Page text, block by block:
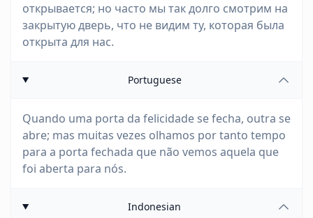
открывается; но часто мы так долго смотрим на
закрытую дверь, что не видим ту, которая была
открыта для нас.
Portuguese
Quando uma porta da felicidade se fecha, outra se
abre; mas muitas vezes olhamos por tanto tempo
para a porta fechada que não vemos aquela que
foi aberta para nós.
Indonesian